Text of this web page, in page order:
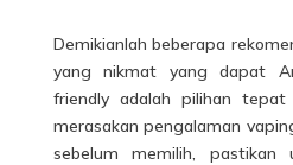
Demikianlah beberapa
yang nikmat yang dapat
friendly adalah pilihan
merasakan pengalaman
sebelum memilih, pastikan